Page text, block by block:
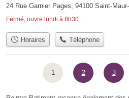
24 Rue Garnier Pages, 94100 Saint-
Fermé, ouvre lundi à 8h30
Horaires Téléphone
1 2 3